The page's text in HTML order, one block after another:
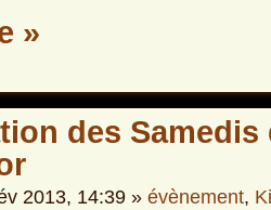
»
des
2013, 14:39 » évènement,